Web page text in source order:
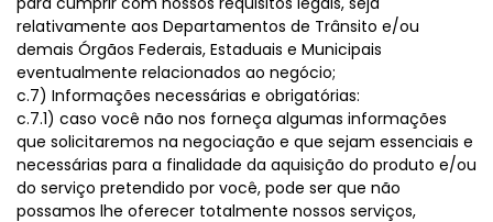
relativamente aos Departamentos de Trânsito e/ou
demais Órgãos Federais, Estaduais e Municipais
eventualmente relacionados ao negócio;
c.7) Informações necessárias e obrigatórias:
c.7.1) caso você não nos forneça algumas informações
que solicitaremos na negociação e que sejam essenciais e
necessárias para a finalidade da aquisição do produto e/ou
do serviço pretendido por você, pode ser que não
possamos lhe oferecer totalmente nossos serviços,